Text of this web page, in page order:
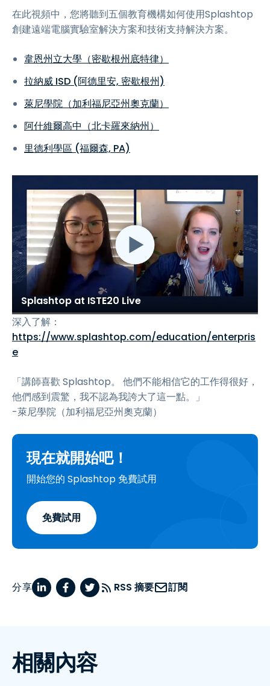
在此視頻中，您將聽到五個教育機構如何使用Splashtop
創建遠端電腦實驗室解決方案和技術支持解決方案。
韋恩州立大學（密歇根州底特律）
拉納威 ISD (阿德里安, 密歇根州)
萊尼學院（加利福尼亞州奧克蘭）
阿什維爾高中（北卡羅來納州）
里德利學區 (福爾森, PA)
Splashtop at ISTE20 Live
深入了解：
https://www.splashtop.com/education/enterpris
e
「講師喜歡 Splashtop。 他們不能相信它的工作得很好，
他們感到震驚，我不認為我誇大了這一點。」
-萊尼學院（加利福尼亞州奧克蘭）
現在就開始吧！
開始您的 Splashtop 免費試用
免費試用
分享 RSS 摘要 訂閱
相關內容